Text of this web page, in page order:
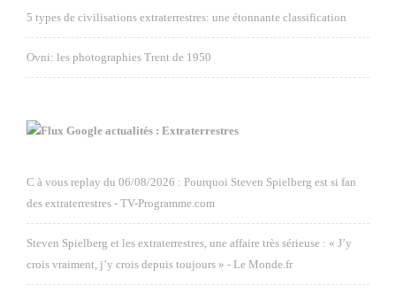
5 types de civilisations extraterrestres: une étonnante classification
Ovni: les photographies Trent de 1950
Google actualités : Extraterrestres
C à vous replay du 06/08/2026 : Pourquoi Steven Spielberg est si fan
des extraterrestres - TV-Programme.com
Steven Spielberg et les extraterrestres, une affaire très sérieuse : « J’y
crois vraiment, j’y crois depuis toujours » - Le Monde.fr